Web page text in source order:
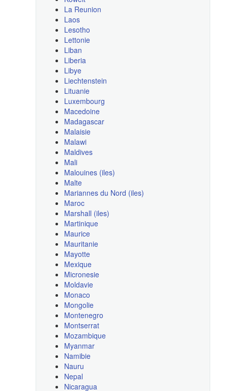
La Reunion
Laos
Lesotho
Lettonie
Liban
Liberia
Libye
Liechtenstein
Lituanie
Luxembourg
Macedoine
Madagascar
Malaisie
Malawi
Maldives
Mali
Malouines (iles)
Malte
Mariannes du Nord (iles)
Maroc
Marshall (iles)
Martinique
Maurice
Mauritanie
Mayotte
Mexique
Micronesie
Moldavie
Monaco
Mongolie
Montenegro
Montserrat
Mozambique
Myanmar
Namibie
Nauru
Nepal
Nicaragua